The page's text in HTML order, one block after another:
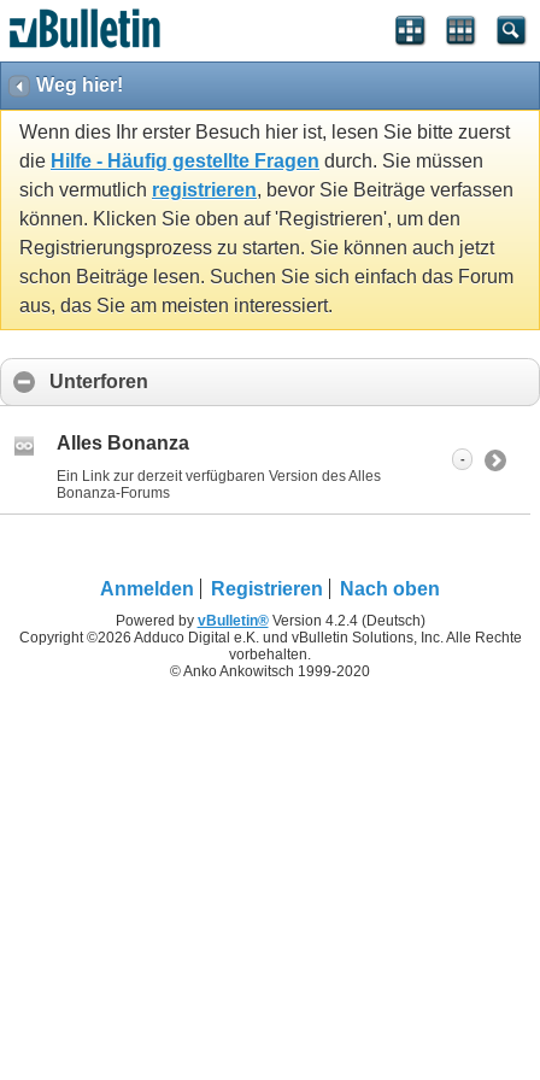
Weg hier!
Wenn dies Ihr erster Besuch hier ist, lesen Sie bitte zuerst
die Hilfe - Häufig gestellte Fragen durch. Sie müssen
sich vermutlich registrieren, bevor Sie Beiträge verfassen
können. Klicken Sie oben auf 'Registrieren', um den
Registrierungsprozess zu starten. Sie können auch jetzt
schon Beiträge lesen. Suchen Sie sich einfach das Forum
aus, das Sie am meisten interessiert.
Unterforen
Alles Bonanza
Ein Link zur derzeit verfügbaren Version des Alles
Bonanza-Forums
-
Anmelden Registrieren Nach oben
Powered by vBulletin®Version 4.2.4 (Deutsch)
Copyright ©2026 Adduco Digital e.K. und vBulletin Solutions, Inc. Alle Rechte
vorbehalten.
© Anko Ankowitsch 1999-2020